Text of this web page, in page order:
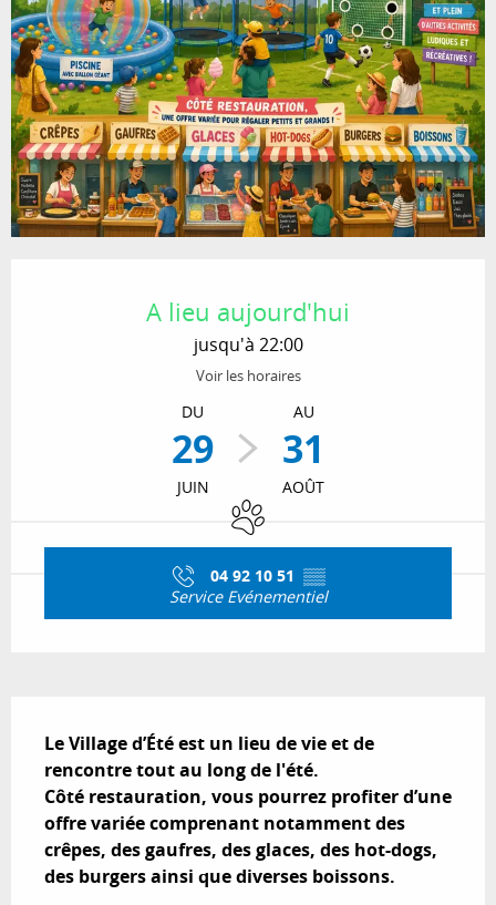
A lieu aujourd'hui
jusqu'à 22:00
Voir les horaires
DU
29
JUIN
AU
31
AOÛT
Animaux acceptés
04 92 10 51 ▒▒
Service Evénementiel
Le Village d’Été est un lieu de vie et de
rencontre tout au long de l'été.
Côté restauration, vous pourrez profiter d’une
offre variée comprenant notamment des
crêpes, des gaufres, des glaces, des hot-dogs,
des burgers ainsi que diverses boissons.